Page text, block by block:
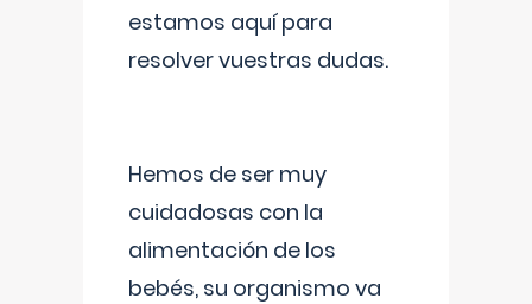
estamos aquí para
resolver vuestras dudas.
Hemos de ser muy
cuidadosas con la
alimentación de los
bebés, su organismo va